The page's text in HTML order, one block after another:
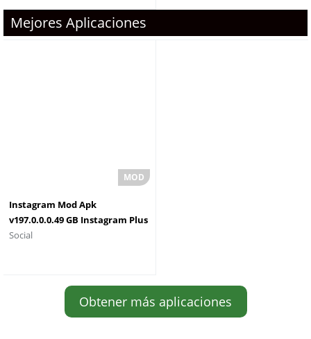
Mejores Aplicaciones
Instagram Mod Apk
v197.0.0.0.49 GB Instagram Plus
+ OGInsta
Social
Obtener más aplicaciones